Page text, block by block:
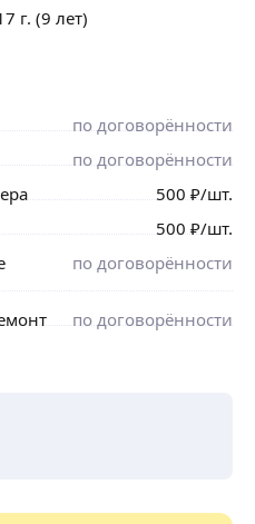
г. (9 лет)
по договорённости
по договорённости
500 ₽/шт.
500 ₽/шт.
по договорённости
по договорённости